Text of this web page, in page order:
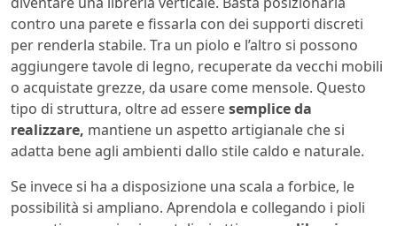
contro una parete e fissarla con dei supporti discreti
per renderla stabile. Tra un piolo e l’altro si possono
aggiungere tavole di legno, recuperate da vecchi mobili
o acquistate grezze, da usare come mensole. Questo
tipo di struttura, oltre ad esseresemplice da
realizzare, mantiene un aspetto artigianale che si
adatta bene agli ambienti dallo stile caldo e naturale.
Se invece si ha a disposizione una scala a forbice, le
possibilità si ampliano. Aprendola e collegando i pioli